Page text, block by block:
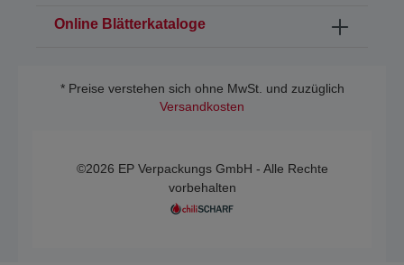
Online Blätterkataloge
* Preise verstehen sich ohne MwSt. und zuzüglich
Versandkosten
©2026 EP Verpackungs GmbH - Alle Rechte
vorbehalten